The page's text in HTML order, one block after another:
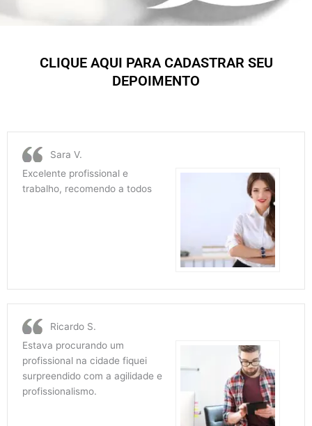
CLIQUE AQUI PARA CADASTRAR SEU
DEPOIMENTO
Sara V.
Excelente profissional e
trabalho, recomendo a todos
Ricardo S.
Estava procurando um
profissional na cidade fiquei
surpreendido com a agilidade e
profissionalismo.